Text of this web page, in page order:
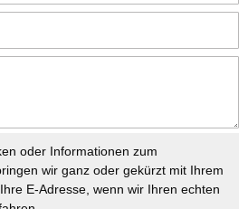
oder Informationen zum
wir ganz oder gekürzt mit Ihrem
E-Adresse, wenn wir Ihren echten